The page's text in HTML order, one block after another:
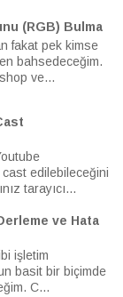
(RGB) Bulma
fakat pek kimse
bahsedeceğim.
ve...
edilebileceğini
tarayıcı...
ve Hata
işletim
basit bir biçimde
C...